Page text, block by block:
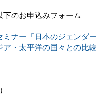
下のお申込みフォーム
さい。
ミナー「日本のジェンダー
・太平洋の国々との比較